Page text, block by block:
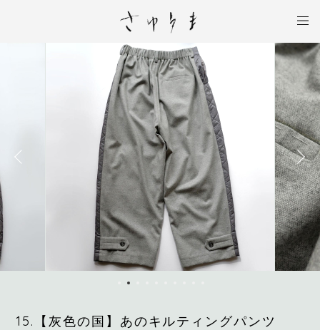
15.【灰色の国】あのキルティングパンツ